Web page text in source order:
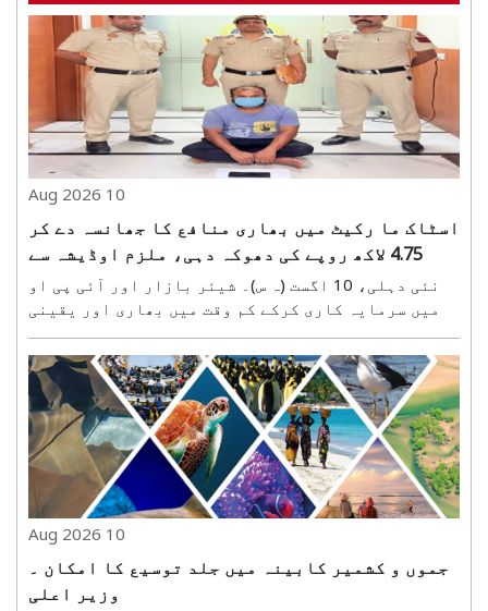
10 Aug 2026
اسٹاک ما رکیٹ میں بھاری منافع کا جھانسہ دے کر
4.75 لاکھ روپے کی دھوکہ دہی، ملزم اوڈیشہ سے
گرفتار
نئی دہلی، 10 اگست (ہ س)۔ شیئر بازار اور آئی پی او
میں سرمایہ کاری کرکے کم وقت میں بھاری اور یقینی
دہی کے معاملے میں شاہدرہ ضلع سائبر تھانہ پولیس نے
اوڈیشہ سے ایک ملزم کو گرفتار کیا ہے۔ پولیس ..
10 Aug 2026
جموں و کشمیر کابینہ میں جلد توسیع کا امکان ۔
وزیر اعلی